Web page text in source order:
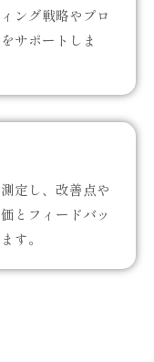
ング戦略やプロ
サポートしま
定し、改善点や
とフィードバッ
す。